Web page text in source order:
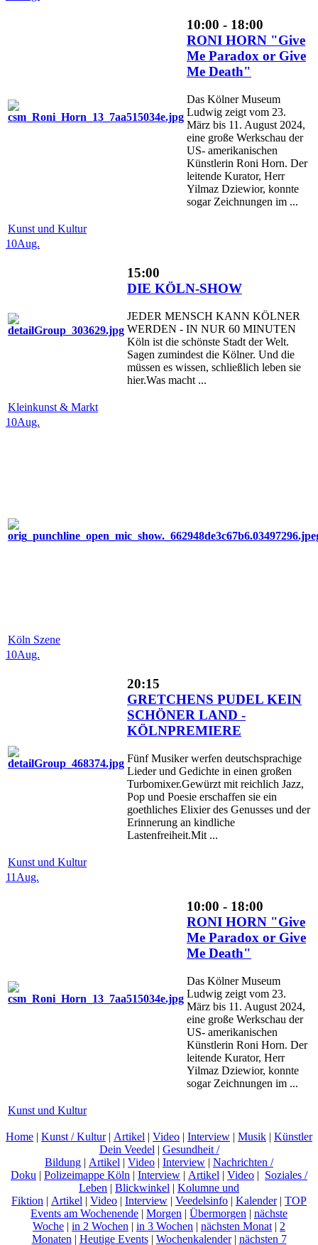
10:00 - 18:00
RONI HORN "Give
Me Paradox or Give
Me Death"
Das Kölner Museum
Ludwig zeigt vom 23.
März bis 11. August 2024,
eine große Werkschau der
US- amerikanischen
Künstlerin Roni Horn. Der
leitende Kurator, Herr
Yilmaz Dziewior, konnte
sogar Zeichnungen im ...
Kunst und Kultur
10Aug.
15:00
DIE KÖLN-SHOW
JEDER MENSCH KANN KÖLNER
WERDEN - IN NUR 60 MINUTEN
Köln ist die schönste Stadt der Welt.
Sagen zumindest die Kölner. Und die
müssen es wissen, schließlich leben sie
hier.Was macht ...
Kleinkunst & Markt
10Aug.
Köln Szene
10Aug.
20:15
GRETCHENS PUDEL KEIN
SCHÖNER LAND -
KÖLNPREMIERE
Fünf Musiker werfen deutschsprachige
Lieder und Gedichte in einen großen
Turbomixer.Gewürzt mit reichlich Jazz,
Pop und Poesie erschaffen sie ein
goethliches Elixier des Genusses und der
Erinnerung an kindliche
Lastenfreiheit.Mit ...
Kunst und Kultur
11 Aug.
10:00 - 18:00
RONI HORN "Give
Me Paradox or Give
Me Death"
Das Kölner Museum
Ludwig zeigt vom 23.
März bis 11. August 2024,
eine große Werkschau der
US- amerikanischen
Künstlerin Roni Horn. Der
leitende Kurator, Herr
Yilmaz Dziewior, konnte
sogar Zeichnungen im ...
Kunst und Kultur
Home | Kunst / Kultur| Artikel | Video | Interview | Musik | Künstler
Dein Veedel | Gesundheit /
Bildung | Artikel | Video | Interview | Nachrichten /
Doku | Polizeimappe Köln | Interview | Artikel | Video | Soziales /
Leben | Blickwinkel | Kolumne und
Fiktion | Artikel | Video | Interview | Veedelsinfo | Kalender| TOP
Events am Wochenende | Morgen | Übermorgen | nächste
Woche | in 2 Wochen | in 3 Wochen | nächsten Monat | 2
Monaten | Heutige Events| Wochenkalender| nächsten 7